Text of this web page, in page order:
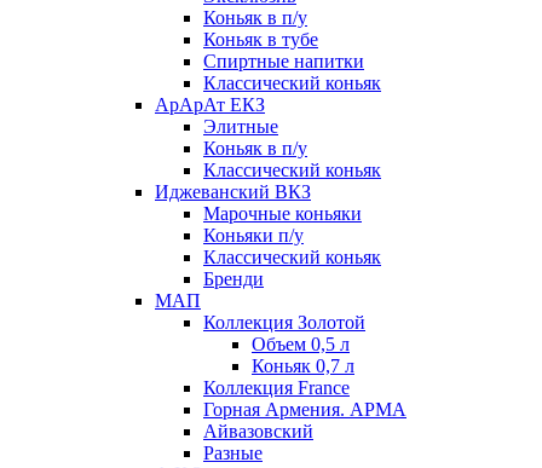
Коньяк в п/у
Коньяк в тубе
Спиртные напитки
Классический коньяк
АрАрАт ЕКЗ
Элитные
Коньяк в п/у
Классический коньяк
Иджеванский ВКЗ
Марочные коньяки
Коньяки п/у
Классический коньяк
Бренди
МАП
Коллекция Золотой
Объем 0,5 л
Коньяк 0,7 л
Коллекция France
Горная Армения. АРМА
Айвазовский
Разные